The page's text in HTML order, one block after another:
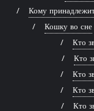
Кому
Кошку во сне
Кто
Кто
Кто
Кто
Кто